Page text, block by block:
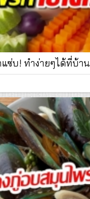
ซ่บ! ทำง่ายๆได้ที่บ้าน